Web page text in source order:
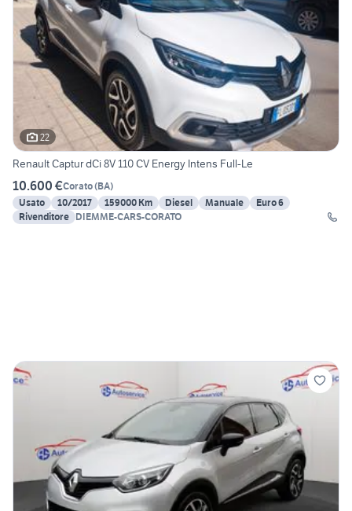
22
Renault Captur dCi 8V 110 CV Energy Intens Full-Le
10.600 €Corato(BA)
Usato
10/2017 159000 Km Diesel Manuale
Euro 6
Rivenditore DIEMME-CARS-CORATO